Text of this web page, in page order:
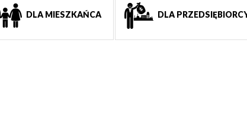
DLA MIESZKAŃCA DLA